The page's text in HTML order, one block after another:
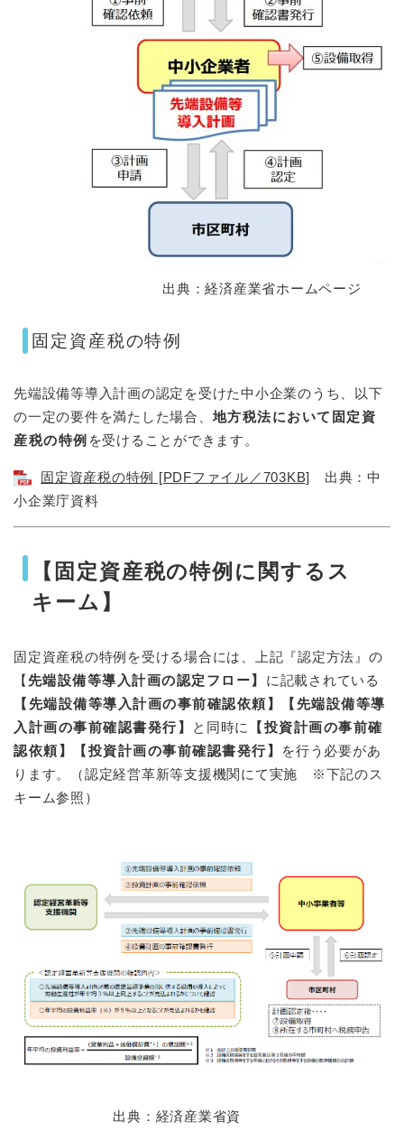
出典：経済産業省ホームページ
固定資産税の特例
先端設備等導入計画の認定を受けた中小企業のうち、以下
の一定の要件を満たした場合、 地方税法において固定資
産税の特例 を受けることができます。
固定資産税の特例 [PDFファイル／703KB]
出典：中
小企業庁資料
【固定資産税の特例に関するス
キーム】
固定資産税の特例を受ける場合には、上記『認定方法』の
【先端設備等導入計画の認定フロー】 に記載されている
【先端設備等導入計画の事前確認依頼】【先端設備等導
入計画の事前確認書発行】
と同時に
【投資計画の事前確
認依頼】【投資計画の事前確認書発行】
を行う必要があ
ります。（認定経営革新等支援機関にて実施 ※下記のス
キーム参照）
出典：経済産業省資